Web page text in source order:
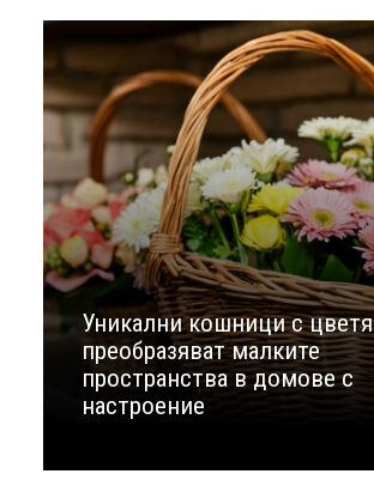
Уникални кошници с цветя
преобразяват малките
пространства в домове с
настроение